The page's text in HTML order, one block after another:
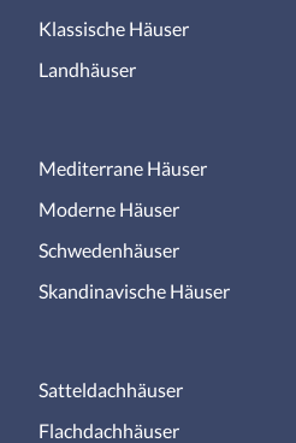
Klassische Häuser
Landhäuser
Mediterrane Häuser
Moderne Häuser
Schwedenhäuser
Skandinavische Häuser
Satteldachhäuser
Flachdachhäuser